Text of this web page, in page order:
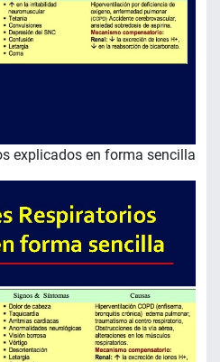
explicados en forma sencilla